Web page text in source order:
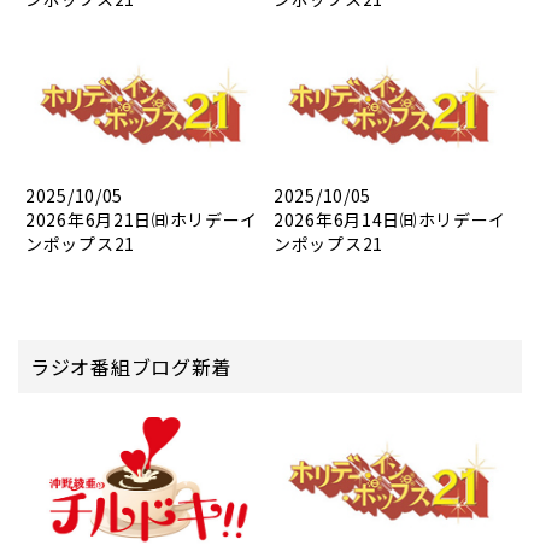
2025/10/05
2026年6月21日㈰ホリデーイ
ンポップス21
2025/10/05
2026年6月14日㈰ホリデーイ
ンポップス21
ラジオ番組ブログ新着